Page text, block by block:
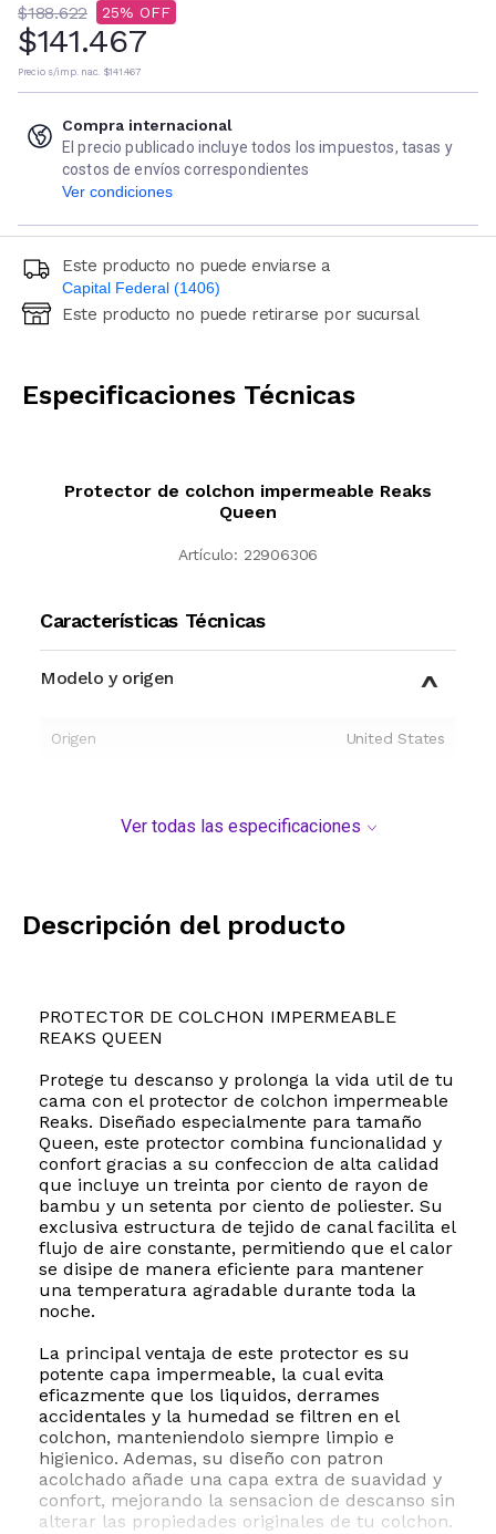
$188.622 25
$141.467
Precio s/imp. nac. $141.467
Compra internacional
El precio publicado incluye todos los impuestos, tasas y
costos de envíos correspondientes
Ver condiciones
Este producto no puede enviarse a
Capital Federal (1406)
Ingresá código postal (sólo números)
Este producto no puede retirarse por sucursal
Especificaciones Técnicas
Protector de colchon impermeable Reaks
Queen
Artículo: 22906306
Características Técnicas
Modelo y origen
Origen United States
Ver todas las especificaciones
Descripción del producto
PROTECTOR DE COLCHON IMPERMEABLE
REAKS QUEEN
Protege tu descanso y prolonga la vida util de tu
cama con el protector de colchon impermeable
Reaks. Diseñado especialmente para tamaño
Queen, este protector combina funcionalidad y
confort gracias a su confeccion de alta calidad
que incluye un treinta por ciento de rayon de
bambu y un setenta por ciento de poliester. Su
exclusiva estructura de tejido de canal facilita el
flujo de aire constante, permitiendo que el calor
se disipe de manera eficiente para mantener
una temperatura agradable durante toda la
noche.
La principal ventaja de este protector es su
potente capa impermeable, la cual evita
eficazmente que los liquidos, derrames
accidentales y la humedad se filtren en el
colchon, manteniendolo siempre limpio e
higienico. Ademas, su diseño con patron
acolchado añade una capa extra de suavidad y
confort, mejorando la sensacion de descanso sin
alterar las propiedades originales de tu colchon.